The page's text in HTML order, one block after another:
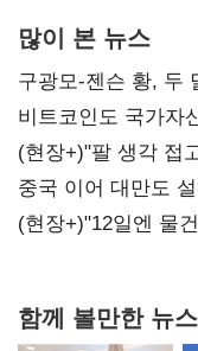
많이 본 뉴스
구광모-젠슨 황, 두
비트코인도 국가자
숙제
(현장+)"팔 생각 접
20억 키맞추기
중국 이어 대만도
(현장+)"12일엔 물
함께 볼만한 뉴스